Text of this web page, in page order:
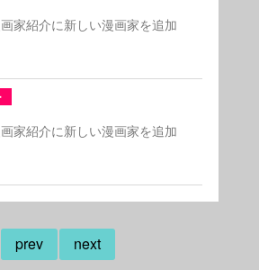
家紹介に新しい漫画家を追加
家紹介に新しい漫画家を追加
prev next